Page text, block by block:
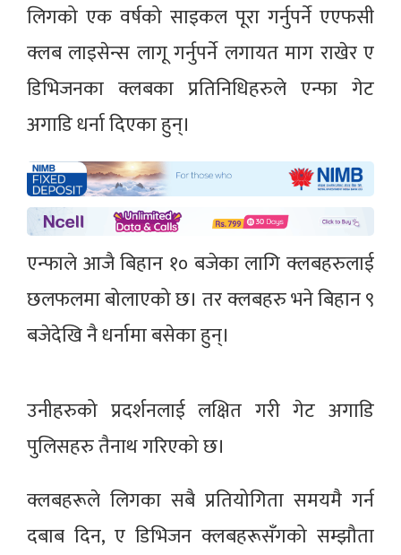
लिगको एक वर्षको साइकल पूरा गर्नुपर्ने एएफसी
क्लब लाइसेन्स लागू गर्नुपर्ने लगायत माग राखेर ए
डिभिजनका क्लबका प्रतिनिधिहरुले एन्फा गेट
अगाडि धर्ना दिएका हुन्।
एन्फाले आजै बिहान १० बजेका लागि क्लबहरुलाई
छलफलमा बोलाएको छ। तर क्लबहरु भने बिहान ९
बजेदेखि नै धर्नामा बसेका हुन्।
उनीहरुको प्रदर्शनलाई लक्षित गरी गेट अगाडि
पुलिसहरु तैनाथ गरिएको छ।
क्लबहरूले लिगका सबै प्रतियोगिता समयमै गर्न
दबाब दिन, ए डिभिजन क्लबहरूसँगको सम्झौता